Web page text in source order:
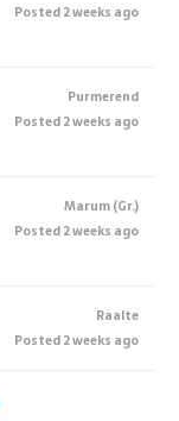
Posted 2 weeks ago
Purmerend
Posted 2 weeks ago
Marum (Gr.)
Posted 2 weeks ago
Raalte
Posted 2 weeks ago